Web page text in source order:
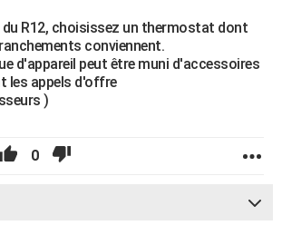
R12, choisissez un thermostat dont
conviennent.
d'appareil peut être muni d'accessoires
les appels d'offre
)
0